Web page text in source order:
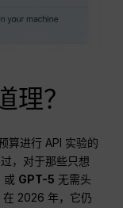
理？
算进行 API 实验的
，对于那些只想
或 GPT-5 无需头
在 2026 年，它仍